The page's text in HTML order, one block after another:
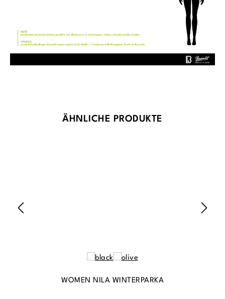
Produktgalerie überspringen
ÄHNLICHE PRODUKTE
WOMEN NILA WINTERPARKA